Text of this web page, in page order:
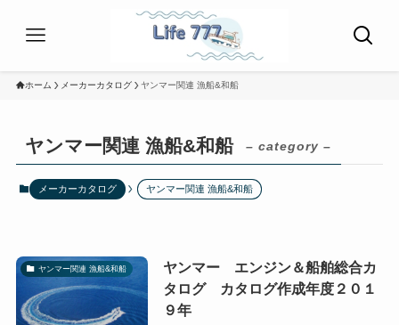
ホーム メーカーカタログ ヤンマー関連 漁船&和船
ヤンマー関連 漁船&和船 – category –
メーカーカタログ ヤンマー関連 漁船&和船
ヤンマー関連 漁船&和船
ヤンマー エンジン＆船舶総合カ
タログ カタログ作成年度２０１
９年